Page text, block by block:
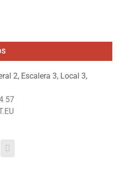
2, Escalera 3, Local 3,
57